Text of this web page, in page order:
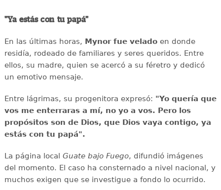
"Ya estás con tu papá"
En las últimas horas, Mynor fue veladoen donde
residía, rodeado de familiares y seres queridos. Entre
ellos, su madre, quien se acercó a su féretro y dedicó
un emotivo mensaje.
Entre lágrimas, su progenitora expresó: "Yo quería que
vos me enterraras a mí, no yo a vos. Pero los
propósitos son de Dios, que Dios vaya contigo, ya
estás con tu papá".
La página local Guate bajo Fuego, difundió imágenes
del momento. El caso ha consternado a nivel nacional, y
muchos exigen que se investigue a fondo lo ocurrido.